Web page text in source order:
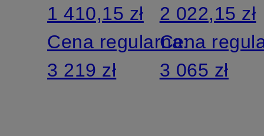
1 410,15 zł
Cena regularna:
3 219 zł
2 022,15 zł
Cena
3 065 zł